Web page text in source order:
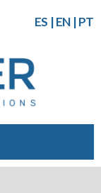
ES |EN|PT